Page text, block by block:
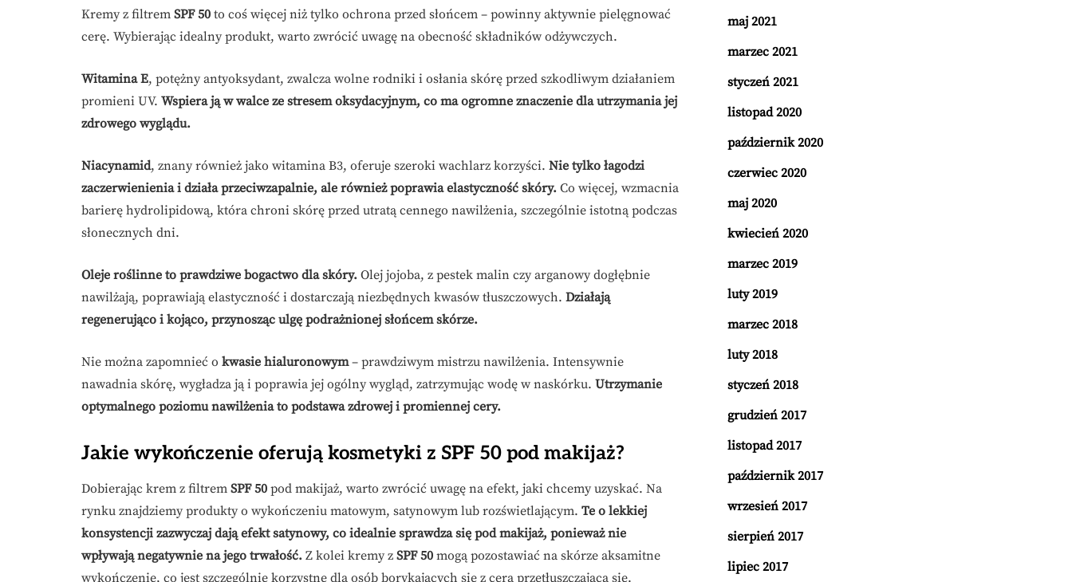
Kremy z filtrem SPF 50 to coś więcej niż tylko ochrona przed słońcem – powinny aktywnie pielęgnować
cerę. Wybierając idealny produkt, warto zwrócić uwagę na obecność składników odżywczych.
Witamina E, potężny antyoksydant, zwalcza wolne rodniki i osłania skórę przed szkodliwym działaniem
promieni UV. Wspiera ją w walce ze stresem oksydacyjnym, co ma ogromne znaczenie dla utrzymania jej
zdrowego wyglądu.
Niacynamid, znany również jako witamina B3, oferuje szeroki wachlarz korzyści. Nie tylko łagodzi
zaczerwienienia i działa przeciwzapalnie, ale również poprawia elastyczność skóry. Co więcej, wzmacnia
barierę hydrolipidową, która chroni skórę przed utratą cennego nawilżenia, szczególnie istotną podczas
słonecznych dni.
Oleje roślinne to prawdziwe bogactwo dla skóry. Olej jojoba, z pestek malin czy arganowy dogłębnie
nawilżają, poprawiają elastyczność i dostarczają niezbędnych kwasów tłuszczowych. Działają
regenerująco i kojąco, przynosząc ulgę podrażnionej słońcem skórze.
Nie można zapomnieć o kwasie hialuronowym– prawdziwym mistrzu nawilżenia. Intensywnie
nawadnia skórę, wygładza ją i poprawia jej ogólny wygląd, zatrzymując wodę w naskórku. Utrzymanie
optymalnego poziomu nawilżenia to podstawa zdrowej i promiennej cery.
Jakie wykończenie oferują kosmetyki z SPF 50 pod makijaż?
Dobierając krem z filtrem SPF 50 pod makijaż, warto zwrócić uwagę na efekt, jaki chcemy uzyskać. Na
rynku znajdziemy produkty o wykończeniu matowym, satynowym lub rozświetlającym. Te o lekkiej
konsystencji zazwyczaj dają efekt satynowy, co idealnie sprawdza się pod makijaż, ponieważ nie
wpływają negatywnie na jego trwałość. Z kolei kremy z SPF 50 mogą pozostawiać na skórze aksamitne
wykończenie, co jest szczególnie korzystne dla osób borykających się z cerą przetłuszczającą się.
maj 2021
marzec 2021
styczeń 2021
listopad 2020
październik 2020
czerwiec 2020
maj 2020
kwiecień 2020
marzec 2019
luty 2019
marzec 2018
luty 2018
styczeń 2018
grudzień 2017
listopad 2017
październik 2017
wrzesień 2017
sierpień 2017
lipiec 2017